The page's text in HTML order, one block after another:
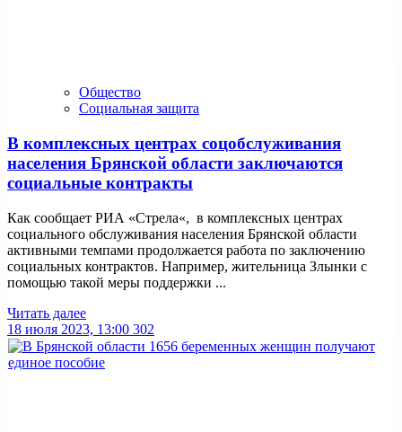
Общество
Социальная защита
В комплексных центрах соцобслуживания
населения Брянской области заключаются
социальные контракты
Как сообщает РИА «Стрела«, в комплексных центрах
социального обслуживания населения Брянской области
активными темпами продолжается работа по заключению
социальных контрактов. Например, жительница Злынки с
помощью такой меры поддержки ...
Читать далее
18 июля 2023, 13:00 302